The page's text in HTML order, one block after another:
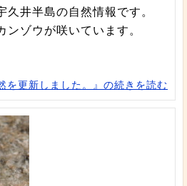
井半島の自然情報です。
ンゾウが咲いています。
を更新しました。』の続きを読む